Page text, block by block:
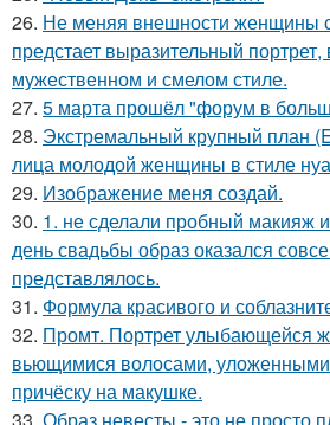
26. Не меняя внешности женщины
предстает выразительный
мужественном и смелом стиле.
27. 5 марта прошёл "форум в
28. Экстремальный крупный план
лица молодой женщины в стиле
29. Изображение меня создай.
30. 1. не сделали пробный макияж
день свадьбы образ оказался
представлялось.
31. Формула красивого и
32. Промт. Портрет улыбающейся
вьющимися волосами,
причёску на макушке.
33. Образ невесты - это не просто